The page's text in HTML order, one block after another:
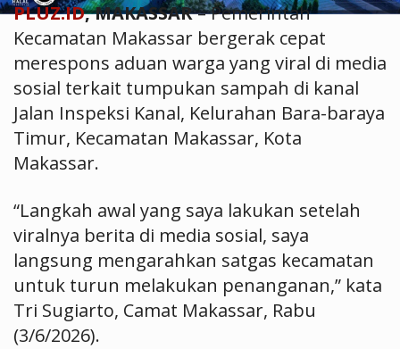
PLUZ.ID, MAKASSAR– Pemerintah
Kecamatan Makassar bergerak cepat
merespons aduan warga yang viral di media
sosial terkait tumpukan sampah di kanal
Jalan Inspeksi Kanal, Kelurahan Bara-baraya
Timur, Kecamatan Makassar, Kota
Makassar.
“Langkah awal yang saya lakukan setelah
viralnya berita di media sosial, saya
langsung mengarahkan satgas kecamatan
untuk turun melakukan penanganan,” kata
Tri Sugiarto, Camat Makassar, Rabu
(3/6/2026).